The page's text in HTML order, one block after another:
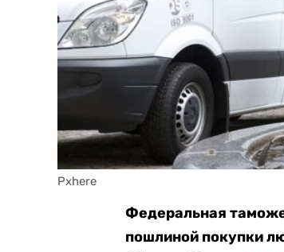
Pxhere
Федеральная
пошлиной покупки